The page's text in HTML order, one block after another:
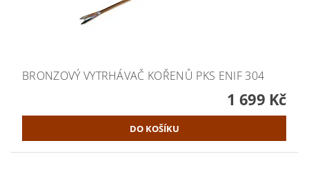
BRONZOVÝ VYTRHÁVAČ KOŘENŮ PKS ENIF 304
1 699 Kč